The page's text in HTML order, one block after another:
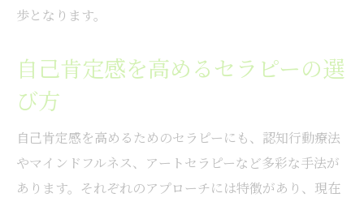
歩となります。
自己肯定感を高めるセラピーの選
び方
自己肯定感を高めるためのセラピーにも、認知行動療法
やマインドフルネス、アートセラピーなど多彩な手法が
あります。それぞれのアプローチには特徴があり、現在